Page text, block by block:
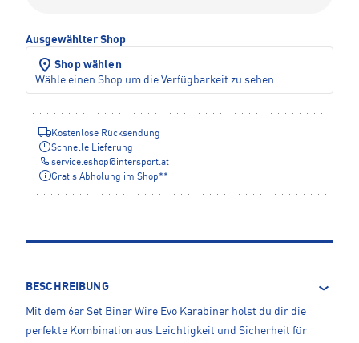
Ausgewählter Shop
Shop wählen
Wähle einen Shop um die Verfügbarkeit zu sehen
Kostenlose Rücksendung
Schnelle Lieferung
service.eshop@intersport.at
Gratis Abholung im Shop**
BESCHREIBUNG
Mit dem 6er Set Biner Wire Evo Karabiner holst du dir die
perfekte Kombination aus Leichtigkeit und Sicherheit für